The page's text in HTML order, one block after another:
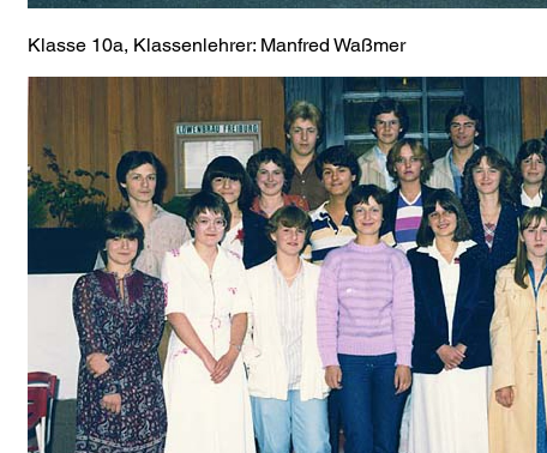
Klasse 10a, Klassenlehrer: Manfred Waßmer